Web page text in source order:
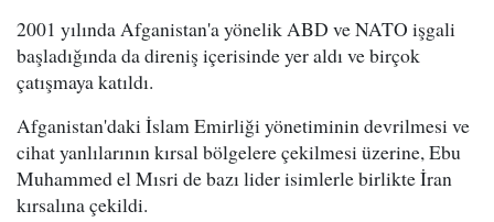
2001 yılında Afganistan'a yönelik ABD ve NATO işgali
başladığında da direniş içerisinde yer aldı ve birçok
çatışmaya katıldı.
Afganistan'daki İslam Emirliği yönetiminin devrilmesi ve
cihat yanlılarının kırsal bölgelere çekilmesi üzerine, Ebu
Muhammed el Mısri de bazı lider isimlerle birlikte İran
kırsalına çekildi.